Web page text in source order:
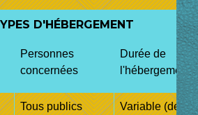
D'HÉBERGEMENT
Personnes
concernées
Durée de
l'hébergement
Tous publics
Variable (de 1